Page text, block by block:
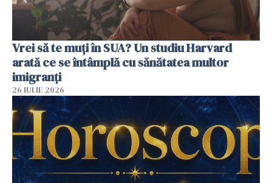
Vrei să te muți în SUA? Un studiu Harvard
arată ce se întâmplă cu sănătatea multor
imigranți
26 IULIE 2026